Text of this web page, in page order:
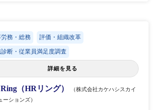
労務・総務 評価・組織改革
断・従業員満足度調査
詳細を見る
（HRリング）
（株式会社カケハシスカイ
ーションズ）